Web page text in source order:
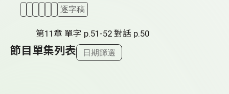
逐字稿
第11章 單字 p.51-52 對話 p.50
節目單集列表 日期篩選